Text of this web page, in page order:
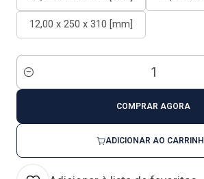
12,00 x 250 x 310 [mm]
Quantidade
ADICIONAR AO
COMPRAR AGORA